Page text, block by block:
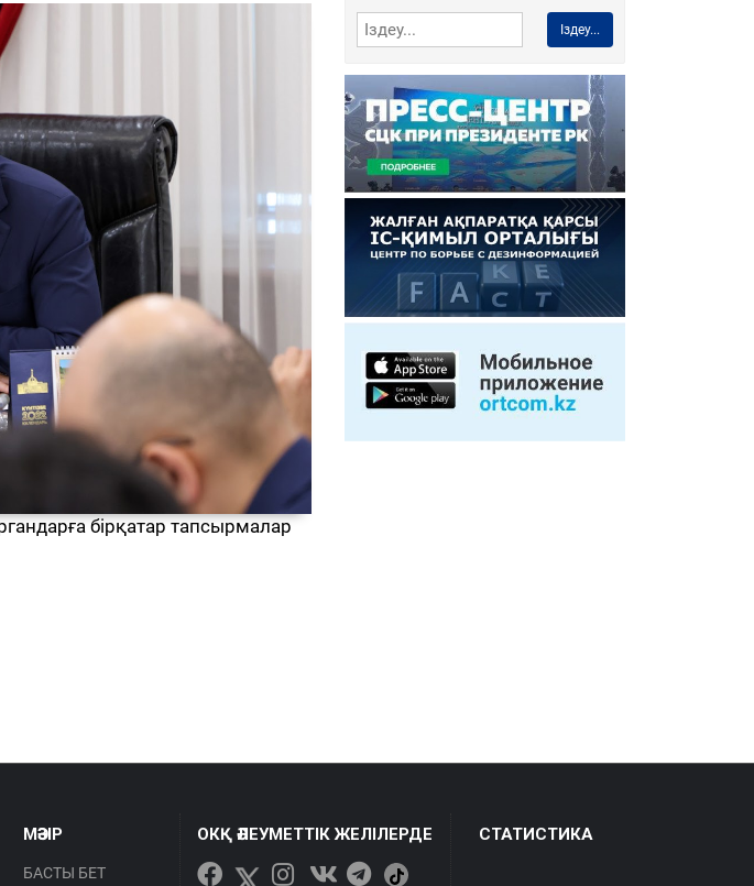
бірқатар тапсырмалар
Іздеу...
МӘЗІР
БАСТЫ БЕТ
ОКҚ ӘЛЕУМЕТТІК ЖЕЛІЛЕРДЕ СТАТИСТИКА